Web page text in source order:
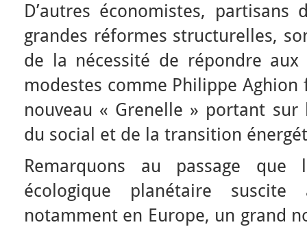
D’autres économistes,
grandes réformes structurelles,
de la nécessité de répondre aux
modestes comme Philippe Aghion
nouveau « Grenelle » portant
du social et de la transition
Remarquons au passage
écologique planétaire
notamment en Europe, un grand